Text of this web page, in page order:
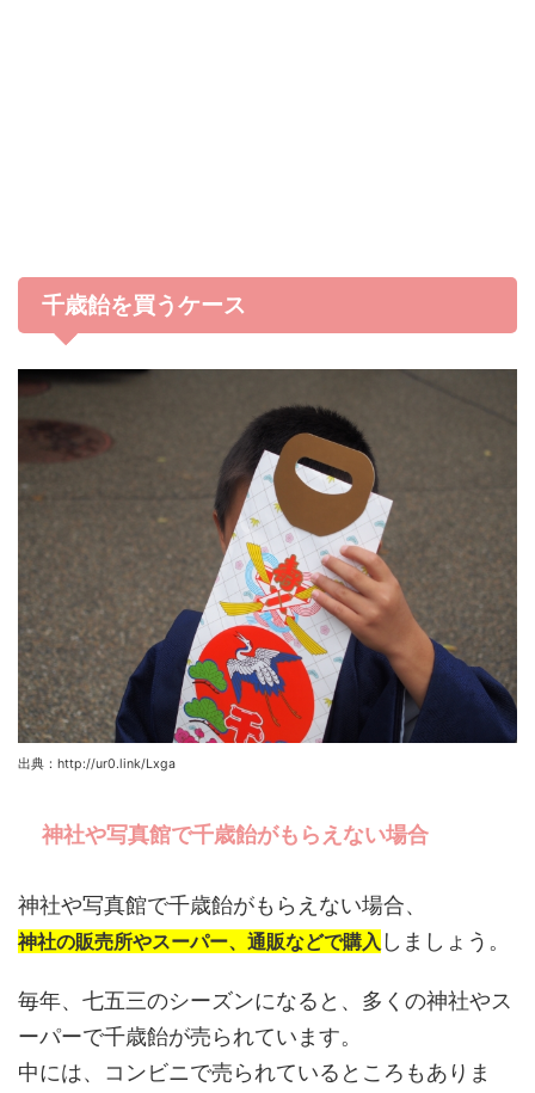
千歳飴を買うケース
出典：http://ur0.link/Lxga
神社や写真館で千歳飴がもらえない場合
神社や写真館で千歳飴がもらえない場合、
神社の販売所やスーパー、通販などで購入 しましょう。
毎年、七五三のシーズンになると、多くの神社やス
ーパーで千歳飴が売られています。
中には、コンビニで売られているところもありま